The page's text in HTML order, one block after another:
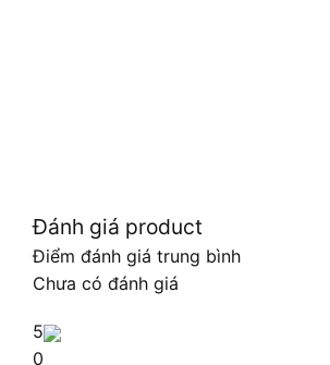
Đánh giá product
Điểm đánh giá trung bình
Chưa có đánh giá
5
0